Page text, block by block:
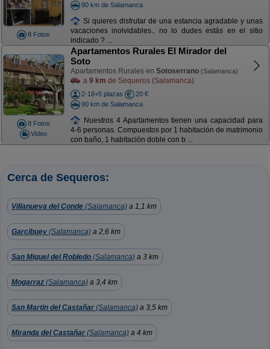
8 Fotos
90 km de Salamanca
Si quieres disfrutar de una estancia agradable y unas
vacaciones inolvidables.. no lo dudes estás en el sitio
indicado ? ...
8 Fotos
Video
Apartamentos Rurales El Mirador del
Soto
Apartamentos Rurales en Sotoserrano (Salamanca)
a 9 km de Sequeros (Salamanca)
2-18+5 plazas
20 €
90 km de Salamanca
Nuestros 4 Apartamentos tienen una capacidad para
4-6 personas. Compuestos por 1 habitación de matrimonio
con baño, 1 habitación doble con b ...
Cerca de Sequeros:
Villanueva del Conde (Salamanca) a 1,1 km
Garcibuey (Salamanca) a 2,6 km
San Miguel del Robledo (Salamanca) a 3 km
Mogarraz (Salamanca) a 3,4 km
San Martin del Castañar (Salamanca) a 3,5 km
Miranda del Castañar (Salamanca) a 4 km